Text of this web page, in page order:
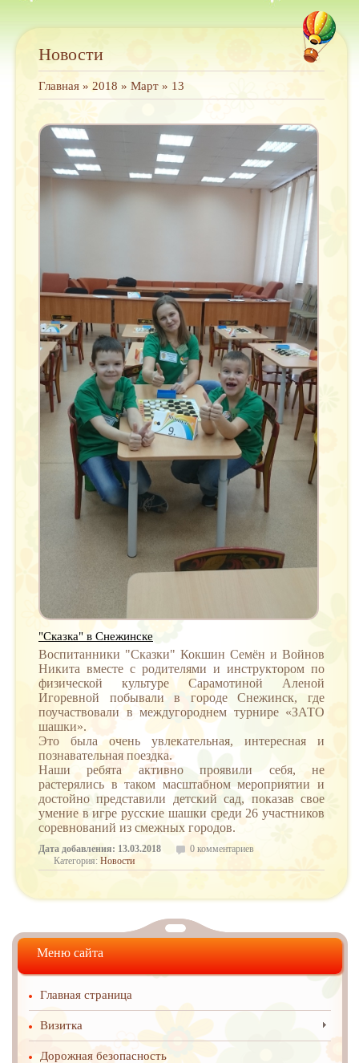
Новости
Главная » 2018 » Март » 13
"Сказка" в Снежинске
Воспитанники "Сказки" Кокшин Семён и Войнов
Никита вместе с родителями и инструктором по
физической культуре Сарамотиной Аленой
Игоревной побывали в городе Снежинск, где
поучаствовали в междугороднем турнире «ЗАТО
шашки».
Это была очень увлекательная, интересная и
познавательная поездка.
Наши ребята активно проявили себя, не
растерялись в таком масштабном мероприятии и
достойно представили детский сад, показав свое
умение в игре русские шашки среди 26 участников
соревнований из смежных городов.
Дата добавления: 13.03.2018
0 комментариев
Категория: Новости
Меню сайта
Главная страница
Визитка
Дорожная безопасность